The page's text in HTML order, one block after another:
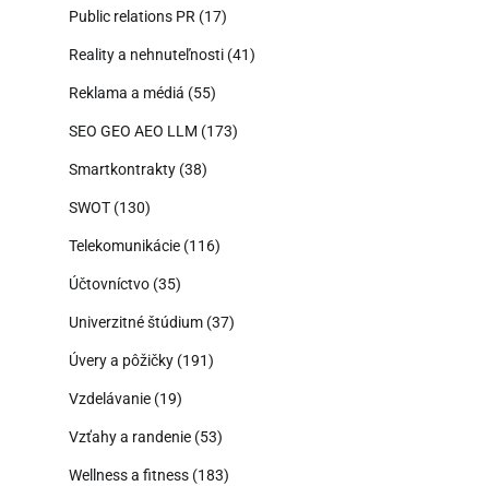
Public relations PR (17)
Reality a nehnuteľnosti (41)
Reklama a médiá (55)
SEO GEO AEO LLM (173)
Smartkontrakty (38)
SWOT (130)
Telekomunikácie (116)
Účtovníctvo (35)
Univerzitné štúdium (37)
Úvery a pôžičky (191)
Vzdelávanie (19)
Vzťahy a randenie (53)
Wellness a fitness (183)